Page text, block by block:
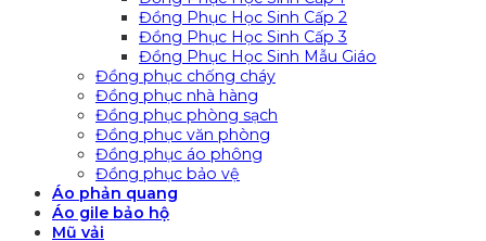
Đồng Phục Học Sinh Cấp 2
Đồng Phục Học Sinh Cấp 3
Đồng Phục Học Sinh Mẫu Giáo
Đồng phục chống cháy
Đồng phục nhà hàng
Đồng phục phòng sạch
Đồng phục văn phòng
Đồng phục áo phông
Đồng phục bảo vệ
Áo phản quang
Áo gile bảo hộ
Mũ vải